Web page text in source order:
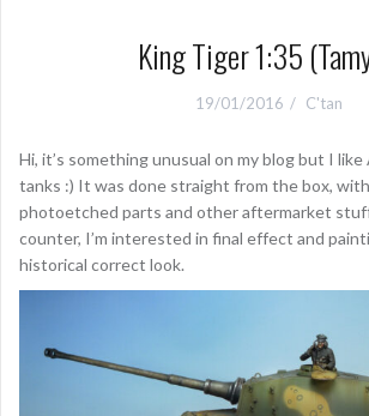
King Tiger 1:35
19/01/2016 C'tan
Hi, it’s something unusual on my blog but I like
tanks :) It was done straight from the box,
photoetched parts and other aftermarket
counter, I’m interested in final effect and
historical correct look.